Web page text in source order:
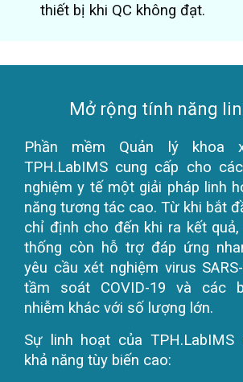
thiết bị khi QC không đạt.
Mở rộng tính năng
Phần mềm Quản lý khoa
TPH.LabIMS cung cấp cho
nghiệm y tế một giải pháp linh
năng tương tác cao. Từ khi bắt
chỉ định cho đến khi ra kết
thống còn hỗ trợ đáp ứng
yêu cầu xét nghiệm virus
tầm soát COVID-19 và các
nhiễm khác với số lượng lớn.
Sự linh hoạt của
khả năng tùy biến cao: